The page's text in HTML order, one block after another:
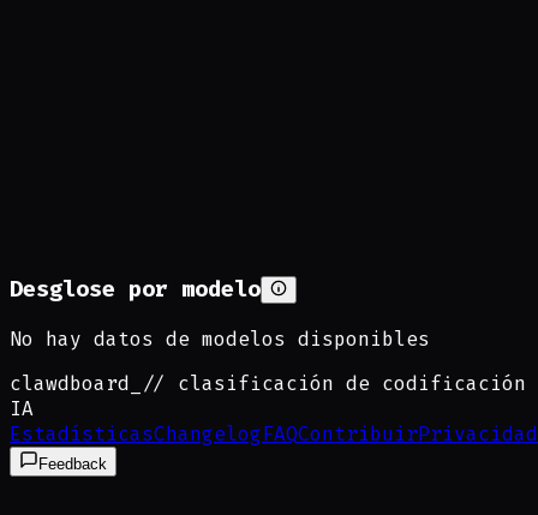
Desglose por modelo
No hay datos de modelos disponibles
clawdboard
// clasificación de codificación
IA
EstadísticasChangelogFAQContribuirPrivacidad
Feedback